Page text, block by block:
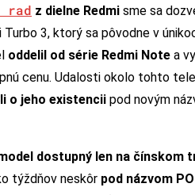
rad z dielne Redmi sme sa
3, ktorý sa pôvodne v
oddelil od série Redmi Note a
cenu. Udalosti okolo tohto
o jeho existencii pod novým
dostupný len na čínskom
týždňov neskôr pod názvom